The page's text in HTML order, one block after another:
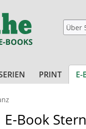
PRINT E-
E-Book